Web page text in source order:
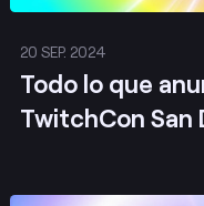
20 SEP. 2024
Todo lo que
TwitchCon San